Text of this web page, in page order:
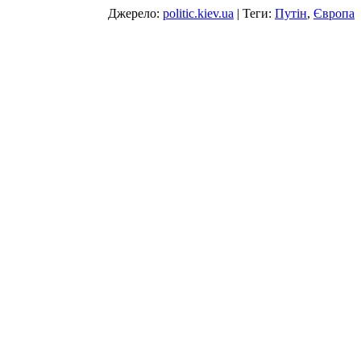
Джерело: politic.kiev.ua | Теги: Путін, Європа